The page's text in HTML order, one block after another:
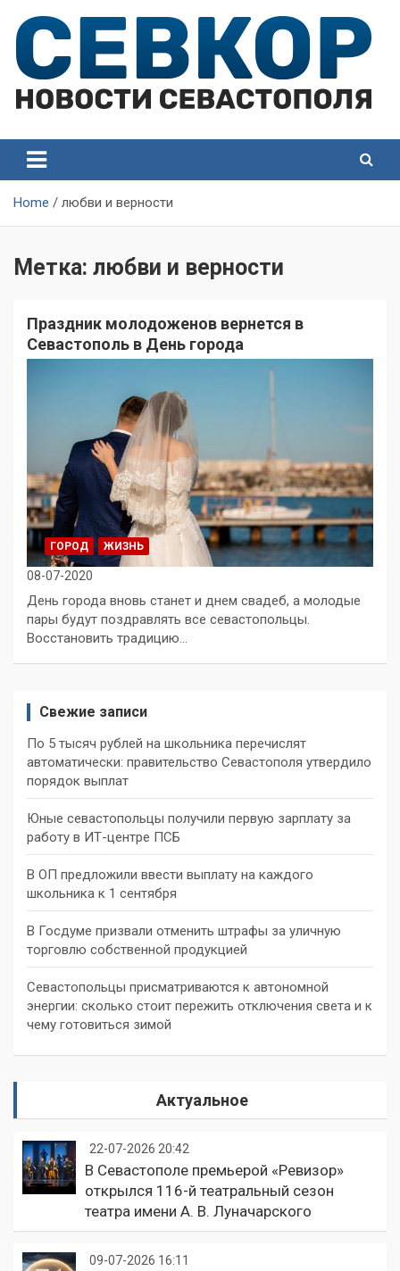
content
Севастополя
Севастополя
Home любви и верности
Метка: любви и верности
Праздник молодоженов вернется в
Севастополь в День города
ГОРОД ЖИЗНЬ
08-07-2020
День города вновь станет и днем свадеб, а молодые
пары будут поздравлять все севастопольцы.
Восстановить традицию…
Свежие записи
По 5 тысяч рублей на школьника перечислят
автоматически: правительство Севастополя утвердило
порядок выплат
Юные севастопольцы получили первую зарплату за
работу в ИТ-центре ПСБ
В ОП предложили ввести выплату на каждого
школьника к 1 сентября
В Госдуме призвали отменить штрафы за уличную
торговлю собственной продукцией
Севастопольцы присматриваются к автономной
энергии: сколько стоит пережить отключения света и к
чему готовиться зимой
Актуальное
22-07-2026 20:42
В Севастополе премьерой «Ревизор»
открылся 116-й театральный сезон
театра имени А. В. Луначарского
09-07-2026 16:11